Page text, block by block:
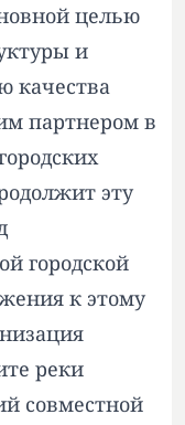
целью
и
качества
партнером в
эту
городской
к этому
реки
совместной